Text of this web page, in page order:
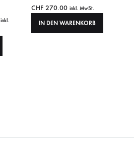
inkl.
CHF 270.00 inkl. MwSt.
IN DEN WARENKORB